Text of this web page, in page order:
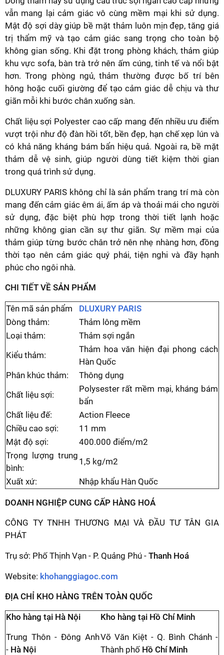
vẫn mang lại cảm giác vô cùng mềm mại khi sử dụng.
Mật độ sợi dày giúp bề mặt thảm luôn mịn đẹp, tăng giá
trị thẩm mỹ và tạo cảm giác sang trọng cho toàn bộ
không gian sống. Khi đặt trong phòng khách, thảm giúp
khu vực sofa, bàn trà trở nên ấm cúng, tinh tế và nổi bật
hơn. Trong phòng ngủ, thảm thường được bố trí bên
hông hoặc cuối giường để tạo cảm giác dễ chịu và thư
giãn mỗi khi bước chân xuống sàn.
Chất liệu sợi Polyester cao cấp mang đến nhiều ưu điểm
vượt trội như độ đàn hồi tốt, bền đẹp, hạn chế xẹp lún và
có khả năng kháng bám bẩn hiệu quả. Ngoài ra, bề mặt
thảm dễ vệ sinh, giúp người dùng tiết kiệm thời gian
trong quá trình sử dụng.
DLUXURY PARIS không chỉ là sản phẩm trang trí mà còn
mang đến cảm giác êm ái, ấm áp và thoải mái cho người
sử dụng, đặc biệt phù hợp trong thời tiết lạnh hoặc
những không gian cần sự thư giãn. Sự mềm mại của
thảm giúp từng bước chân trở nên nhẹ nhàng hơn, đồng
thời tạo nên cảm giác quý phái, tiện nghi và đầy hạnh
phúc cho ngôi nhà.
CHI TIẾT VỀ SẢN PHẨM
Tên mã sản phẩm
DLUXURY PARIS
Dòng thảm:
Thảm lông mềm
Loại thảm:
Thảm sợi ngắn
Kiểu thảm:
Thảm hoa văn hiện đại phong cách
Hàn Quốc
Phân khúc thảm:
Thông dụng
Chất liệu sợi:
Polysester rất mềm mại, kháng bám
bẩn
Chất liệu đế:
Action Fleece
Chiều cao sợi:
11 mm
Mật độ sợi:
400.000 điểm/m2
Trọng lượng trung
bình:
1,5 kg/m2
Xuất xứ:
Nhập khẩu Hàn Quốc
DOANH NGHIỆP CUNG CẤP HÀNG HOÁ
CÔNG TY TNHH THƯƠNG MẠI VÀ ĐẦU TƯ TÂN GIA
PHÁT
Trụ sở: Phố Thịnh Vạn - P. Quảng Phú - Thanh Hoá
Website: khohanggiagoc.com
ĐỊA CHỈ KHO HÀNG TRÊN TOÀN QUỐC
Kho hàng tại Hà Nội
Trung Thôn - Đông Anh
- Hà Nội
Kho hàng tại Hồ Chí Minh
Võ Văn Kiệt - Q. Bình Chánh -
Thành phố Hồ Chí Minh